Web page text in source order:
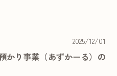
2025/12/01
かり事業（あずかーる）の